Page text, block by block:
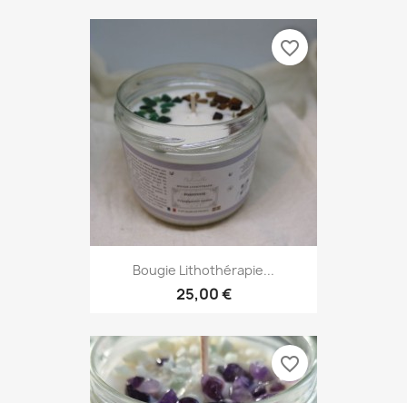
Bougie Lithothérapie...
25,00 €
favorite_border
favorite_border